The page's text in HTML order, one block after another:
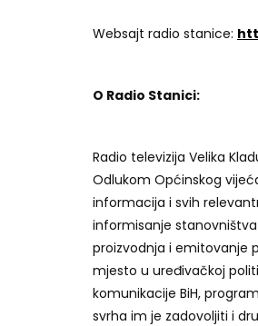
Websajt radio stanice:
O Radio Stanici:
Radio televizija Velika
Odlukom Općinskog
informacija i svih
informisanje
proizvodnja i emitovanje
mjesto u uređivačkoj
komunikacije BiH,
svrha im je zadovoljiti i